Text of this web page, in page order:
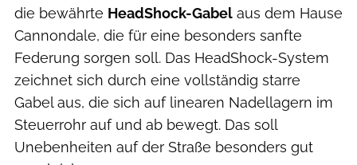
die bewährte HeadShock-Gabel aus dem Hause
Cannondale, die für eine besonders sanfte
Federung sorgen soll. Das HeadShock-System
zeichnet sich durch eine vollständig starre
Gabel aus, die sich auf linearen Nadellagern im
Steuerrohr auf und ab bewegt. Das soll
Unebenheiten auf der Straße besonders gut